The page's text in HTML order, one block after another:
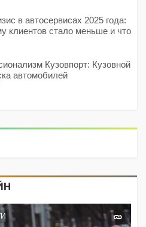
в автосервисах 2025 года:
клиентов стало меньше и что
Кузовпорт: Кузовной
автомобилей